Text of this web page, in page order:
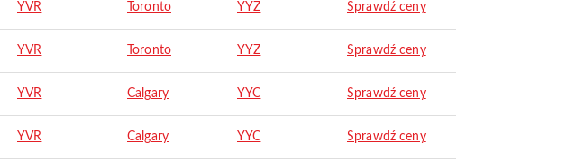
YVR Toronto YYZ Sprawdź ceny
YVR Toronto YYZ Sprawdź ceny
YVR Calgary YYC Sprawdź ceny
YVR Calgary YYC Sprawdź ceny